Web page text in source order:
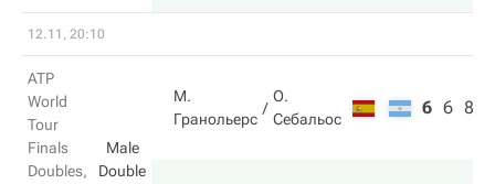
12.11, 20:10
ATP
World
Tour
Finals
Doubles,
Male
Double
М.
Гранольерс
О.
Себальос
6 6 8